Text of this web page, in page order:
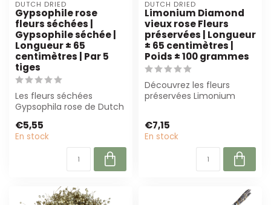
DUTCH DRIED
Gypsophile rose
fleurs séchées |
Gypsophile séchée |
Longueur ± 65
centimètres | Par 5
tiges
Les fleurs séchées
Gypsophila rose de Dutch
tout intér...
€5,55
En stock
DUTCH DRIED
Limonium Diamond
vieux rose Fleurs
préservées | Longueur
± 65 centimètres |
Poids ± 100 grammes
Découvrez les fleurs
préservées Limonium
€7,15
En stock